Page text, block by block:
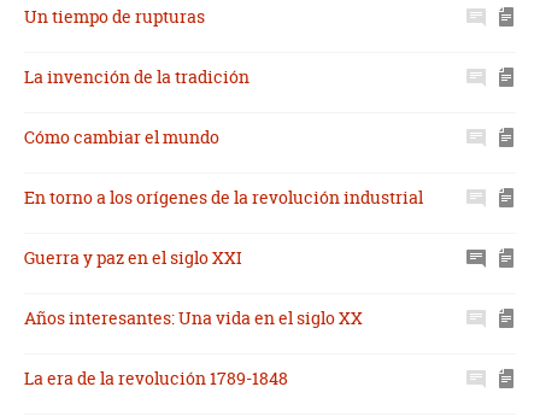
Un tiempo de rupturas
La invención de la tradición
Cómo cambiar el mundo
En torno a los orígenes de la revolución industrial
Guerra y paz en el siglo XXI
Años interesantes: Una vida en el siglo XX
La era de la revolución 1789-1848